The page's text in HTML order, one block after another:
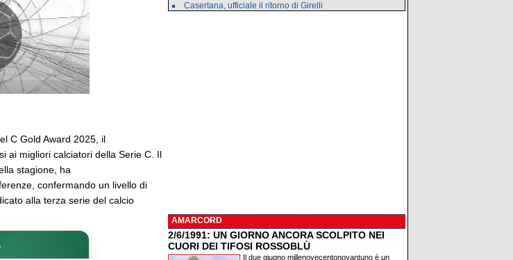
C Gold Award 2025, il
ai migliori calciatori della Serie C. Il
stagione, ha
confermando un livello di
alla terza serie del calcio
Casertana, ufficiale il ritorno di Girelli
AMARCORD
2/6/1991: UN GIORNO ANCORA SCOLPITO NEI
CUORI DEI TIFOSI ROSSOBLÙ
Il due giugno millenovecentonovantuno è un